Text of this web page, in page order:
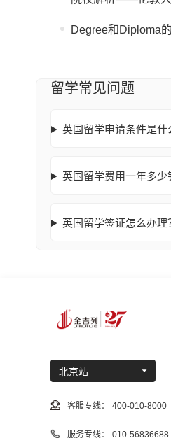
Degree和Diploma
留学常见问题
英国留学申请条件是什
英国留学费用一年多少
英国留学签证怎么办理
北京站
客服专线： 400-010-8000
服务专线： 010-56836688